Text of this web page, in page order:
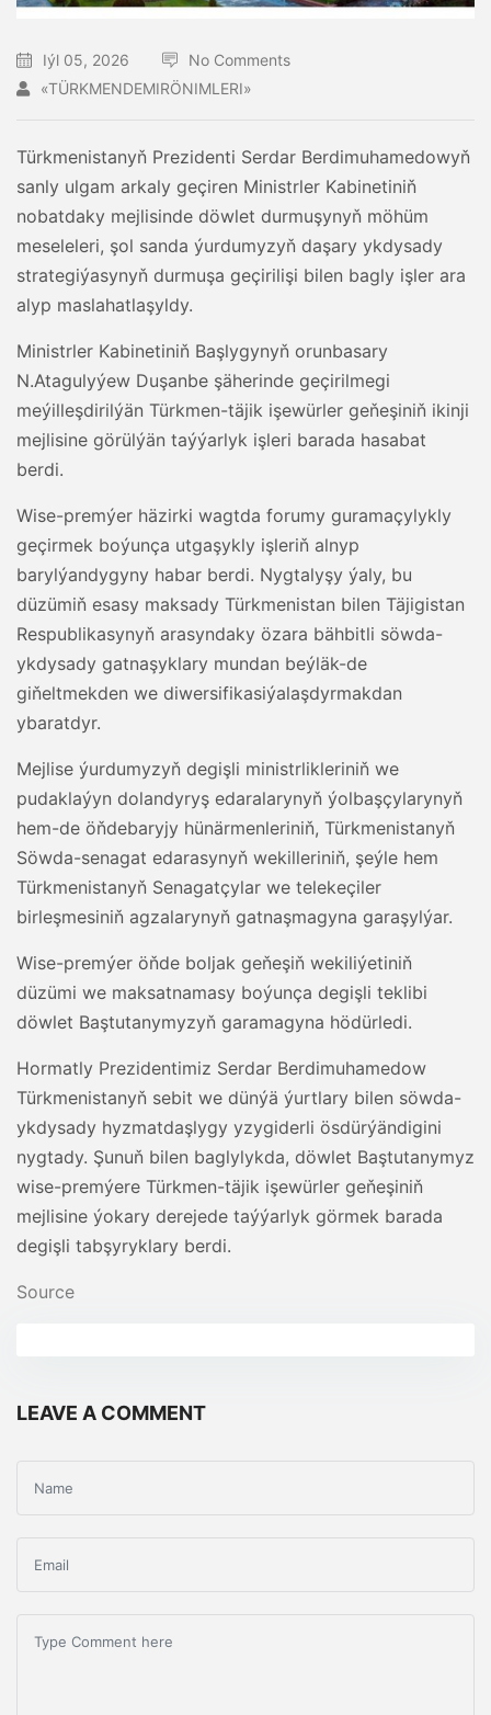
Iýl 05, 2026
No Comments
«TÜRKMENDEMIRÖNIMLERI»
Türkmenistanyň Prezidenti Serdar Berdimuhamedowyň
sanly ulgam arkaly geçiren Ministrler Kabinetiniň
nobatdaky mejlisinde döwlet durmuşynyň möhüm
meseleleri, şol sanda ýurdumyzyň daşary ykdysady
strategiýasynyň durmuşa geçirilişi bilen bagly işler ara
alyp maslahatlaşyldy.
Ministrler Kabinetiniň Başlygynyň orunbasary
N.Atagulyýew Duşanbe şäherinde geçirilmegi
meýilleşdirilýän Türkmen-täjik işewürler geňeşiniň ikinji
mejlisine görülýän taýýarlyk işleri barada hasabat
berdi.
Wise-premýer häzirki wagtda forumy guramaçylykly
geçirmek boýunça utgaşykly işleriň alnyp
barylýandygyny habar berdi. Nygtalyşy ýaly, bu
düzümiň esasy maksady Türkmenistan bilen Täjigistan
Respublikasynyň arasyndaky özara bähbitli söwda-
ykdysady gatnaşyklary mundan beýläk-de
giňeltmekden we diwersifikasiýalaşdyrmakdan
ybaratdyr.
Mejlise ýurdumyzyň degişli ministrlikleriniň we
pudaklaýyn dolandyryş edaralarynyň ýolbaşçylarynyň
hem-de öňdebaryjy hünärmenleriniň, Türkmenistanyň
Söwda-senagat edarasynyň wekilleriniň, şeýle hem
Türkmenistanyň Senagatçylar we telekeçiler
birleşmesiniň agzalarynyň gatnaşmagyna garaşylýar.
Wise-premýer öňde boljak geňeşiň wekiliýetiniň
düzümi we maksatnamasy boýunça degişli teklibi
döwlet Baştutanymyzyň garamagyna hödürledi.
Hormatly Prezidentimiz Serdar Berdimuhamedow
Türkmenistanyň sebit we dünýä ýurtlary bilen söwda-
ykdysady hyzmatdaşlygy yzygiderli ösdürýändigini
nygtady. Şunuň bilen baglylykda, döwlet Baştutanymyz
wise-premýere Türkmen-täjik işewürler geňeşiniň
mejlisine ýokary derejede taýýarlyk görmek barada
degişli tabşyryklary berdi.
Source
LEAVE A COMMENT